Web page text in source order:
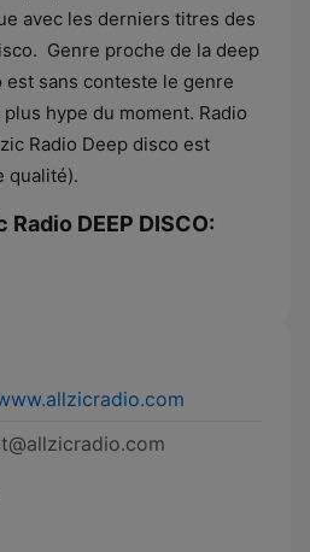
avec les derniers titres des
Genre proche de la deep
est sans conteste le genre
hype du moment. Radio
Radio Deep disco est
qualité).
DEEP DISCO: